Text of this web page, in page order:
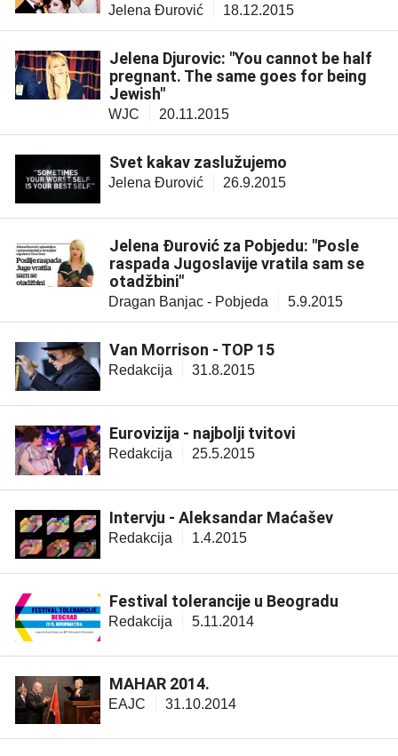
Jelena Đurović 18.12.2015
Jelena Djurovic: "You cannot be half
pregnant. The same goes for being
Jewish"
WJC 20.11.2015
Svet kakav zaslužujemo
Jelena Đurović 26.9.2015
Jelena Đurović za Pobjedu: "Posle
raspada Jugoslavije vratila sam se
otadžbini"
Dragan Banjac - Pobjeda 5.9.2015
Van Morrison - TOP 15
Redakcija 31.8.2015
Eurovizija - najbolji tvitovi
Redakcija 25.5.2015
Intervju - Aleksandar Maćašev
Redakcija 1.4.2015
Festival tolerancije u Beogradu
Redakcija 5.11.2014
MAHAR 2014.
EAJC 31.10.2014